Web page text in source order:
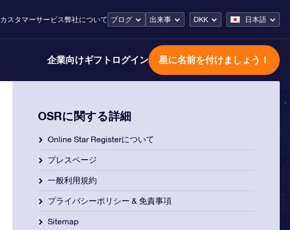
カスタマーサービス弊社について ブログ 出来事 DKK 日本語
企業向けギフト ログイン 星に名前を付けましょう！
OSRに関する詳細
Online Star Registerについて
プレスページ
一般利用規約
プライバシーポリシー & 免責事項
Sitemap